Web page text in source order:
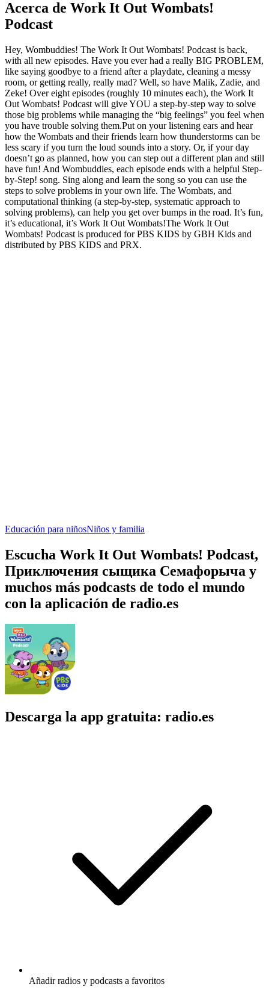
Acerca de Work It Out Wombats!
Podcast
Hey, Wombuddies! The Work It Out Wombats! Podcast is back,
with all new episodes. Have you ever had a really BIG PROBLEM,
like saying goodbye to a friend after a playdate, cleaning a messy
room, or getting really, really mad? Well, so have Malik, Zadie, and
Zeke! Over eight episodes (roughly 10 minutes each), the Work It
Out Wombats! Podcast will give YOU a step-by-step way to solve
those big problems while managing the “big feelings” you feel when
you have trouble solving them.Put on your listening ears and hear
how the Wombats and their friends learn how thunderstorms can be
less scary if you turn the loud sounds into a story. Or, if your day
doesn’t go as planned, how you can step out a different plan and still
have fun! And Wombuddies, each episode ends with a helpful Step-
by-Step! song. Sing along and learn the song so you can use the
steps to solve problems in your own life. The Wombats, and
computational thinking (a step-by-step, systematic approach to
solving problems), can help you get over bumps in the road. It’s fun,
it’s educational, it’s Work It Out Wombats!The Work It Out
Wombats! Podcast is produced for PBS KIDS by GBH Kids and
distributed by PBS KIDS and PRX.
Educación para niñosNiños y familia
Escucha Work It Out Wombats! Podcast,
Приключения сыщика Семафорыча y
muchos más podcasts de todo el mundo
con la aplicación de radio.es
Descarga la app gratuita: radio.es
Añadir radios y podcasts a favoritos